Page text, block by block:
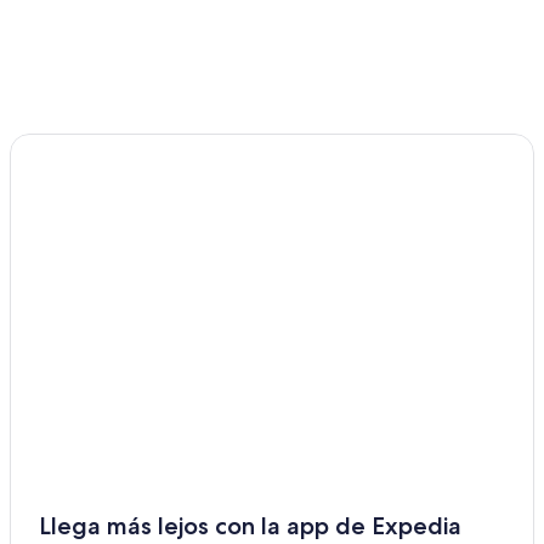
Llega más lejos con la app de Expedia